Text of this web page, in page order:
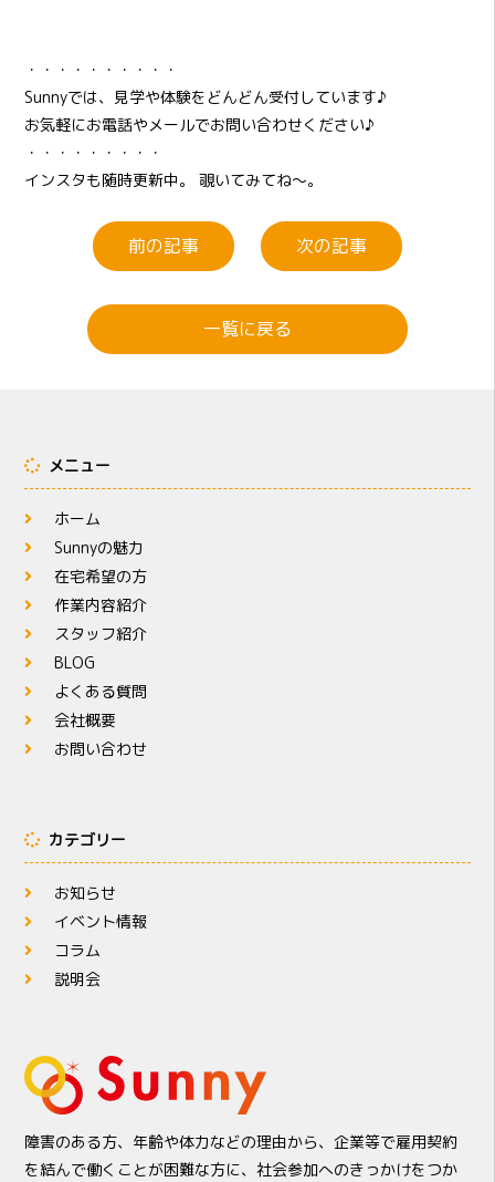
・・・・・・・・・・
Sunnyでは、見学や体験をどんどん受付しています♪
お気軽にお電話やメールでお問い合わせください♪
・・・・・・・・・
インスタも随時更新中。 覗いてみてね～。
前の記事 次の記事
一覧に戻る
メニュー
ホーム
Sunnyの魅力
在宅希望の方
作業内容紹介
スタッフ紹介
BLOG
よくある質問
会社概要
お問い合わせ
カテゴリー
お知らせ
イベント情報
コラム
説明会
障害のある方、年齢や体力などの理由から、企業等で雇用契約
を結んで働くことが困難な方に、社会参加へのきっかけをつか